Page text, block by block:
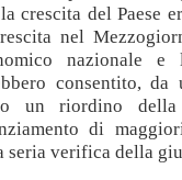
crescita del Paese
nel
nazionale
consentito,
un riordino
di
seria verifica della